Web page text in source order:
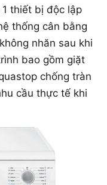
thiết bị độc lập
thống cân bằng
nhăn sau khi
bao gồm giặt
chống tràn
cầu thực tế khi